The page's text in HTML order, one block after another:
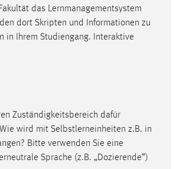
das Lernmanagementsystem
dort Skripten und Informationen zu
in Ihrem Studiengang. Interaktive
Zuständigkeitsbereich dafür
wird mit Selbstlerneinheiten z.B. in
Bitte verwenden Sie eine
Sprache (z.B. „Dozierende“)